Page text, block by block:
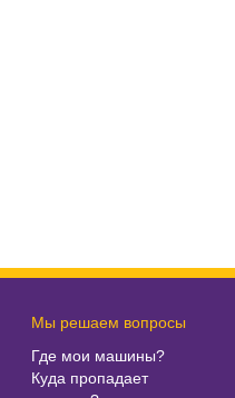
Мы решаем вопросы
Где мои машины?
Куда пропадает